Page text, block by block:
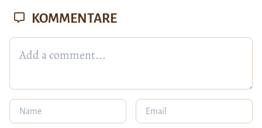
KOMMENTARE